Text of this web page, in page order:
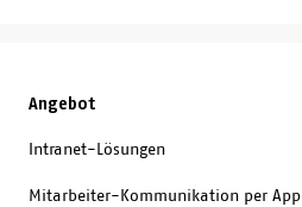
Angebot
Intranet-Lösungen
Mitarbeiter-Kommunikation per App